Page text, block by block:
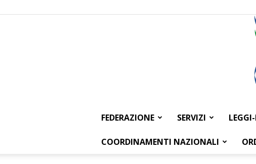
FEDERAZIONE SERVIZI
COORDINAMENTI NAZIONALI